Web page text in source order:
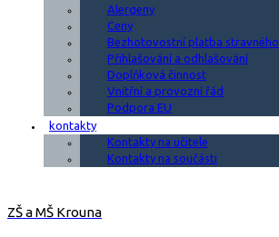
Alergeny
Ceny
Bezhotovostní platba stravného
Přihlašování a odhlašování
Doplňková činnost
Vnitřní a provozní řád
Podpora EU
kontakty
Kontakty na učitele
Kontakty na součásti
ZŠ a MŠ Krouna